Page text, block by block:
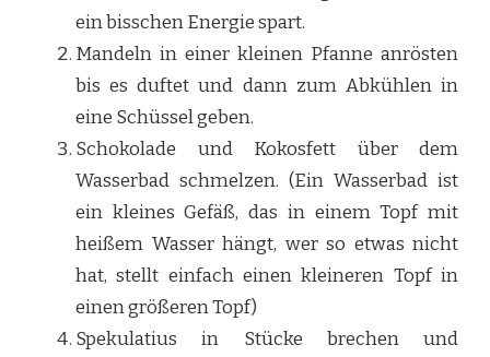
ein bisschen Energie spart.
Mandeln in einer kleinen Pfanne anrösten
bis es duftet und dann zum Abkühlen in
eine Schüssel geben.
Schokolade und Kokosfett über dem
Wasserbad schmelzen. (Ein Wasserbad ist
ein kleines Gefäß, das in einem Topf mit
heißem Wasser hängt, wer so etwas nicht
hat, stellt einfach einen kleineren Topf in
einen größeren Topf)
Spekulatius in Stücke brechen und